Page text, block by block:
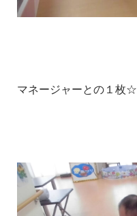
マネージャーとの１枚☆